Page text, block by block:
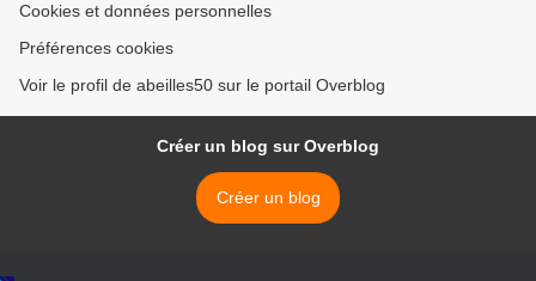
Cookies et données personnelles
Préférences cookies
Voir le profil de abeilles50 sur le portail Overblog
Créer un blog sur Overblog
Créer un blog